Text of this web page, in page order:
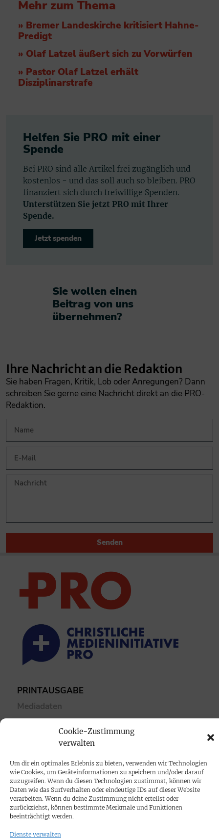
Cookie-Zustimmung
verwalten
Um dir ein optimales Erlebnis zu bieten, verwenden wir Technologien
wie Cookies, um Geräteinformationen zu speichern und/oder darauf
zuzugreifen. Wenn du diesen Technologien zustimmst, können wir
Daten wie das Surfverhalten oder eindeutige IDs auf dieser Website
verarbeiten. Wenn du deine Zustimmung nicht erteilst oder
zurückziehst, können bestimmte Merkmale und Funktionen
beeinträchtigt werden.
Dienste verwalten
Mehr zum Thema
» Bremer Landeskirche kritisiert Hahne-
Predigt
» Olaf Latzel äußert sich zu Vorwürfen
» Pastor Olaf Latzel erhält
Disziplinarstrafe
Helfen Sie PRO mit einer
Spende
Bei PRO sind alle Artikel frei zugänglich und
kostenlos - und das soll auch so bleiben. PRO
finanziert sich durch freiwillige Spenden.
Unterstützen Sie jetzt PRO mit Ihrer
Spende.
Jetzt spenden
Sie wollen einen
Beitrag von uns
übernehmen?​
Ihre Nachricht an die Redaktion
Sie haben Fragen, Kritik, Lob oder Anregungen? Dann
schreiben Sie gerne eine Nachricht direkt an die PRO-
Redaktion.
Senden
PRINTAUSGABE
Mediadaten
PROKOMPAKT
SPENDEN
Datenschutz
KONTAKT